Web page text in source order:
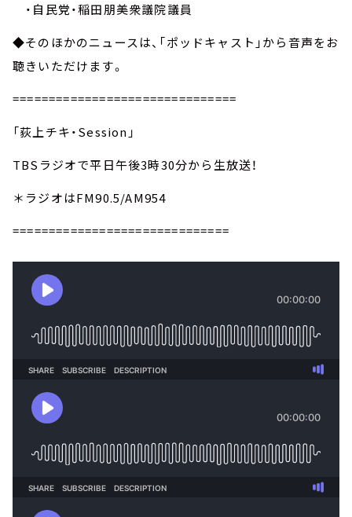
・自民党・稲田朋美衆議院議員
◆そのほかのニュースは、「ポッドキャスト」から音声をお
聴きいただけます。
===============================
「荻上チキ・Session」
TBSラジオで平日午後3時30分から生放送！
＊ラジオはFM90.5/AM954
==============================